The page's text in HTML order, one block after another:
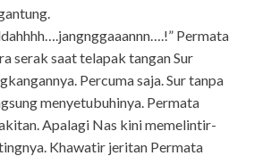
Permata
serak saat telapak tangan Sur
Percuma saja. Sur tanpa
menyetubuhinya. Permata
Apalagi Nas kini memelintir-
Khawatir jeritan Permata